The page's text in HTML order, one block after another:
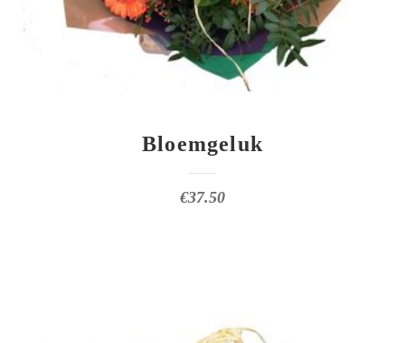
Bloemgeluk
€37.50